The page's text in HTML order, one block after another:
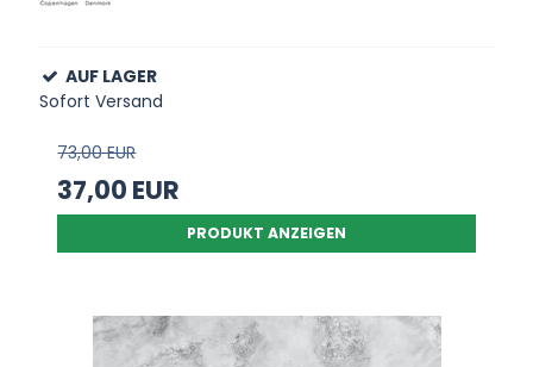
AUF LAGER
Sofort Versand
73,00 EUR
37,00 EUR
PRODUKT ANZEIGEN